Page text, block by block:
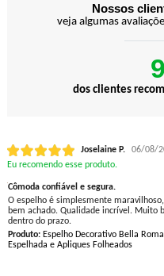
Nossos
veja algumas
dos clientes
Joselaine P.
06/08/
Eu recomendo esse produto.
Cômoda confiável e segura.
O espelho é simplesmente
bem achado. Qualidade incrível. Muito
dentro do prazo.
Produto:Espelho Decorativo Bella
Espelhada e Apliques Folheados